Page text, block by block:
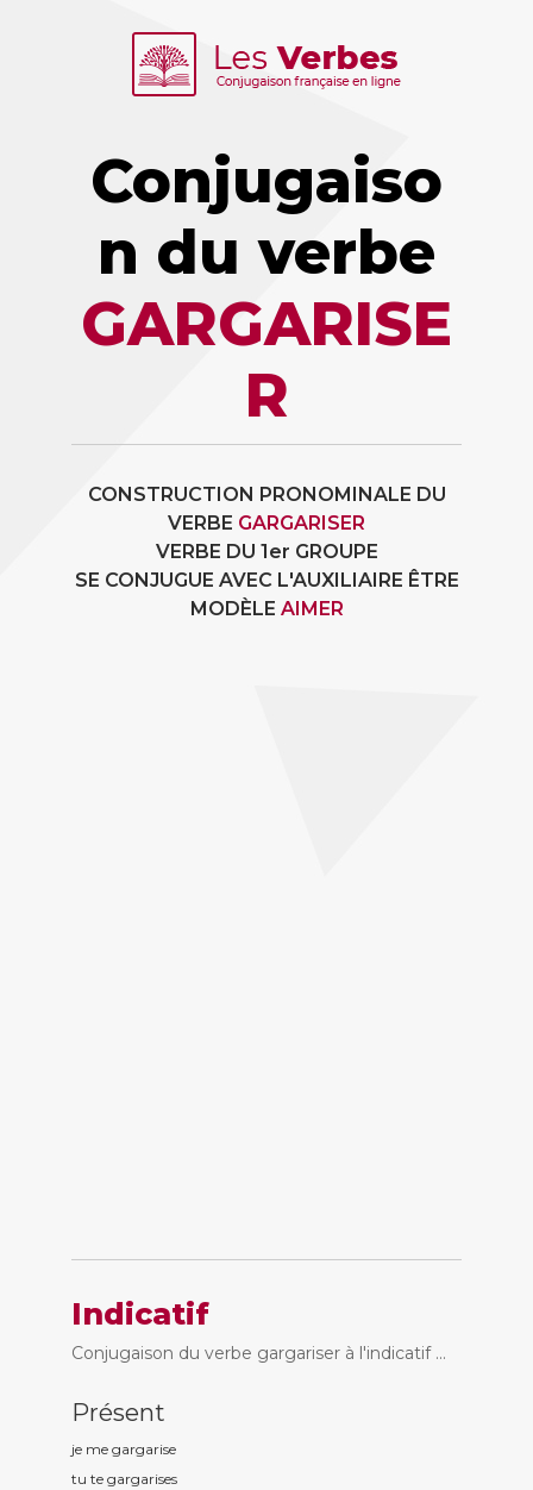
Conjugaiso
n du verbe
GARGARISE
R
CONSTRUCTION PRONOMINALE DU
VERBE GARGARISER
VERBE DU 1er GROUPE
SE CONJUGUE AVEC L'AUXILIAIRE ÊTRE
MODÈLE AIMER
Indicatif
Conjugaison du verbe gargariser à l'indicatif ...
Présent
je me gargarise
tu te gargarises